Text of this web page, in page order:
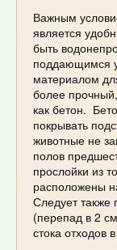
Важным
является
быть
поддающимся
материалом
более
как бетон.
покрывать
животные не
полов
прослойки из
расположены
Следует также
(перепад в 2
стока отходов